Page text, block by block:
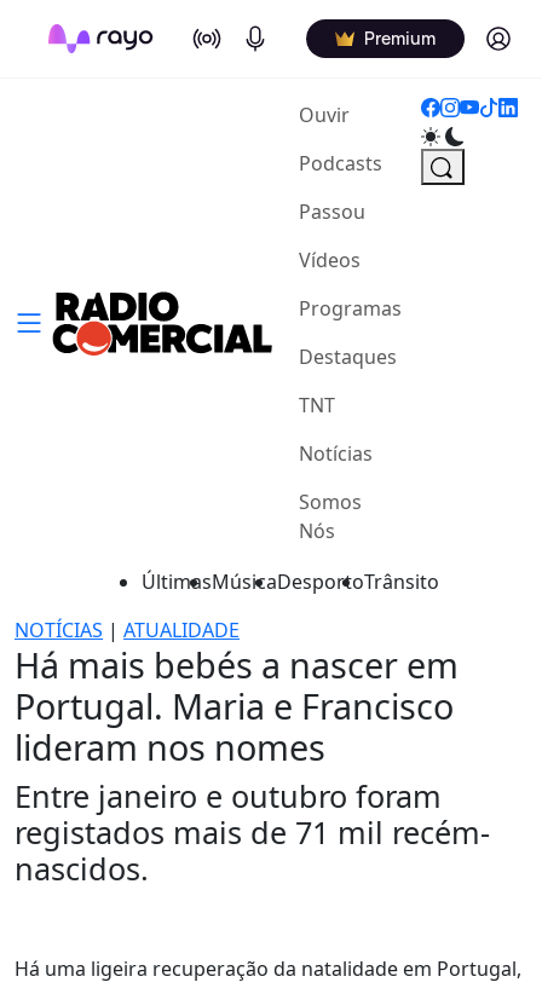
On Air Podcasts Premium Log in
Ouvir(current)
Podcasts
Passou
Vídeos
Programas
Destaques
TNT
Notícias
Somos
Nós
ÚltimasMúsicaDesportoTrânsito
NOTÍCIAS | ATUALIDADE
Há mais bebés a nascer em
Portugal. Maria e Francisco
lideram nos nomes
Entre janeiro e outubro foram
registados mais de 71 mil recém-
nascidos.
Há uma ligeira recuperação da natalidade em Portugal,